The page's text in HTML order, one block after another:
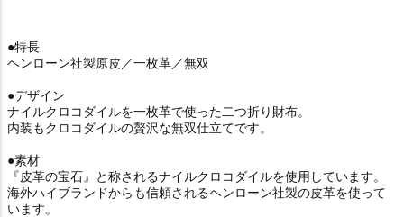
●特長
ヘンローン社製原皮／一枚革／無双
●デザイン
ナイルクロコダイルを一枚革で使った二つ折り財布。
内装もクロコダイルの贅沢な無双仕立てです。
●素材
『皮革の宝石』と称されるナイルクロコダイルを使用しています。
海外ハイブランドからも信頼されるヘンローン社製の皮革を使って
います。